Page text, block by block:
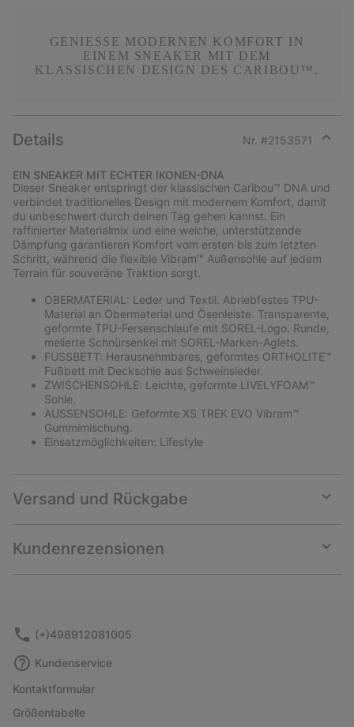
GENIESSE MODERNEN KOMFORT IN E
INEM SNEAKER MIT DEM K
LASSISCHEN DESIGN DES CARIBOU™.
Details Nr. #2153571
section
EIN SNEAKER MIT ECHTER IKONEN-DNA
Dieser Sneaker entspringt der klassischen Caribou™ DNA und
verbindet traditionelles Design mit modernem Komfort, damit
du unbeschwert durch deinen Tag gehen kannst. Ein
raffinierter Materialmix und eine weiche, unterstützende
Dämpfung garantieren Komfort vom ersten bis zum letzten
Schritt, während die flexible Vibram™ Außensohle auf jedem
Terrain für souveräne Traktion sorgt.
OBERMATERIAL: Leder und Textil. Abriebfestes TPU-
Material an Obermaterial und Ösenleiste. Transparente,
geformte TPU-Fersenschlaufe mit SOREL-Logo. Runde,
melierte Schnürsenkel mit SOREL-Marken-Aglets.
FUSSBETT: Herausnehmbares, geformtes ORTHOLITE™
Fußbett mit Decksohle aus Schweinsleder.
ZWISCHENSOHLE: Leichte, geformte LIVELYFOAM™
Sohle.
AUSSENSOHLE: Geformte XS TREK EVO Vibram™
Gummimischung.
Einsatzmöglichkeiten: Lifestyle
Versand und Rückgabe
or
Kundenrezensionen
or
(+)498912081005
Kundenservice
Kontaktformular
Größentabelle